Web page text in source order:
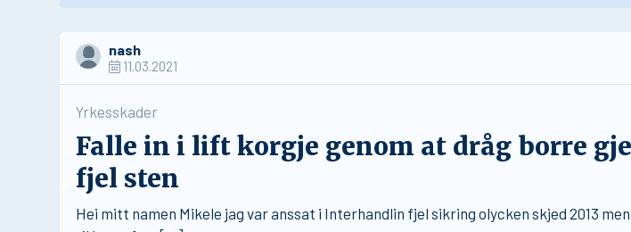
nash
11.03.2021
Yrkesskader
Falle in i lift korgje genom at dråg borre
fjel sten
Hei mitt namen Mikele jag var anssat i Interhandlin fjel sikring olycken skjed 2013